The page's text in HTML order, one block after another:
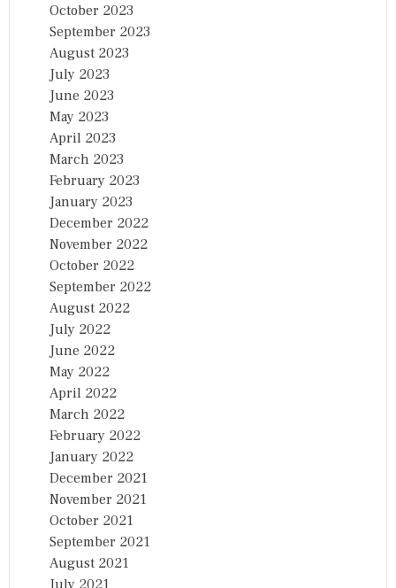
October 2023
September 2023
August 2023
July 2023
June 2023
May 2023
April 2023
March 2023
February 2023
January 2023
December 2022
November 2022
October 2022
September 2022
August 2022
July 2022
June 2022
May 2022
April 2022
March 2022
February 2022
January 2022
December 2021
November 2021
October 2021
September 2021
August 2021
July 2021